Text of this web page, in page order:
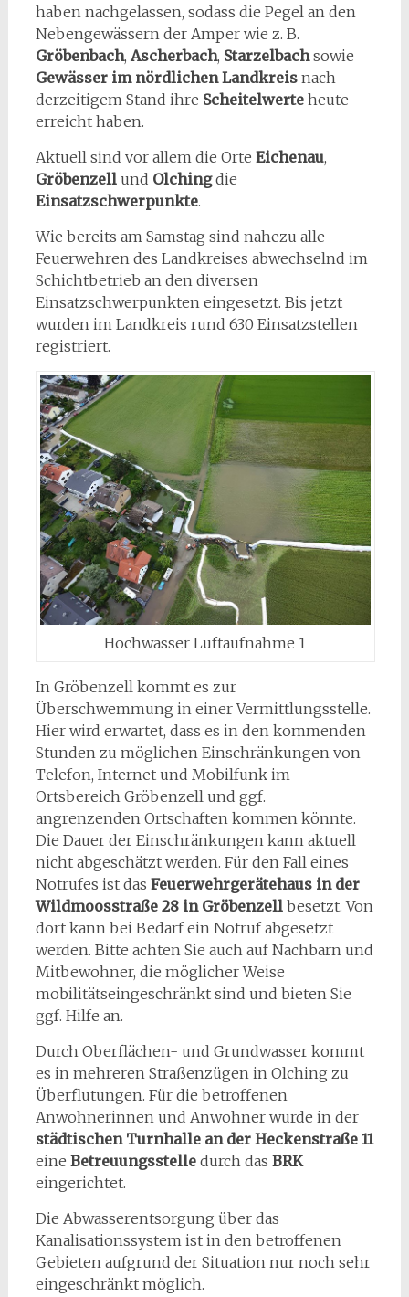
haben nachgelassen, sodass die Pegel an den
Nebengewässern der Amper wie z. B.
Gröbenbach, Ascherbach, Starzelbachsowie
Gewässer im nördlichen Landkreisnach
derzeitigem Stand ihre Scheitelwerteheute
erreicht haben.
Aktuell sind vor allem die Orte Eichenau,
Gröbenzellund Olchingdie
Einsatzschwerpunkte.
Wie bereits am Samstag sind nahezu alle
Feuerwehren des Landkreises abwechselnd im
Schichtbetrieb an den diversen
Einsatzschwerpunkten eingesetzt. Bis jetzt
wurden im Landkreis rund 630 Einsatzstellen
registriert.
Hochwasser Luftaufnahme 1
In Gröbenzell kommt es zur
Überschwemmung in einer Vermittlungsstelle.
Hier wird erwartet, dass es in den kommenden
Stunden zu möglichen Einschränkungen von
Telefon, Internet und Mobilfunk im
Ortsbereich Gröbenzell und ggf.
angrenzenden Ortschaften kommen könnte.
Die Dauer der Einschränkungen kann aktuell
nicht abgeschätzt werden. Für den Fall eines
Notrufes ist das Feuerwehrgerätehaus in der
Wildmoosstraße 28 in Gröbenzellbesetzt. Von
dort kann bei Bedarf ein Notruf abgesetzt
werden. Bitte achten Sie auch auf Nachbarn und
Mitbewohner, die möglicher Weise
mobilitätseingeschränkt sind und bieten Sie
ggf. Hilfe an.
Durch Oberflächen- und Grundwasser kommt
es in mehreren Straßenzügen in Olching zu
Überflutungen. Für die betroffenen
Anwohnerinnen und Anwohner wurde in der
städtischen Turnhalle an der Heckenstraße 11
eine Betreuungsstelledurch das BRK
eingerichtet.
Die Abwasserentsorgung über das
Kanalisationssystem ist in den betroffenen
Gebieten aufgrund der Situation nur noch sehr
eingeschränkt möglich.